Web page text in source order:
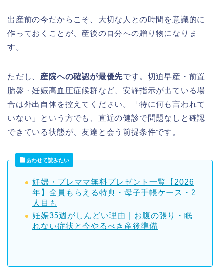
出産前の今だからこそ、大切な人との時間を意識的に
作っておくことが、産後の自分への贈り物になりま
す。
ただし、 産院への確認が最優先です。切迫早産・前置
胎盤・妊娠高血圧症候群など、安静指示が出ている場
合は外出自体を控えてください。「特に何も言われて
いない」という方でも、直近の健診で問題なしと確認
できている状態が、友達と会う前提条件です。
あわせて読みたい
妊婦・プレママ無料プレゼント一覧【2026
年】全員もらえる特典・母子手帳ケース・2
人目も
妊娠35週がしんどい理由｜お腹の張り・眠
れない症状と今やるべき産後準備